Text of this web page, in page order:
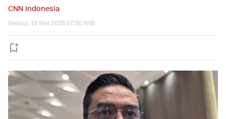
CNN Indonesia
Selasa, 19 Mei 2026 07:50 WIB